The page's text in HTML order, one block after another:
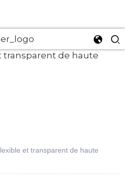
et transparent de haute